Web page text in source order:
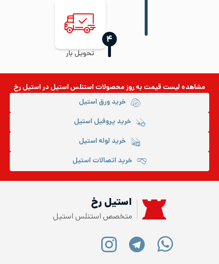
تحویل بار
‍۴
مشاهده لیست قیمت به روزمحصولات استنلس استیلدر استیل رخ
خرید ورق استیل
خرید پروفیل استیل
خرید لوله استیل
خرید اتصالات استیل
استیل رخ
متخصص استنلس استیل